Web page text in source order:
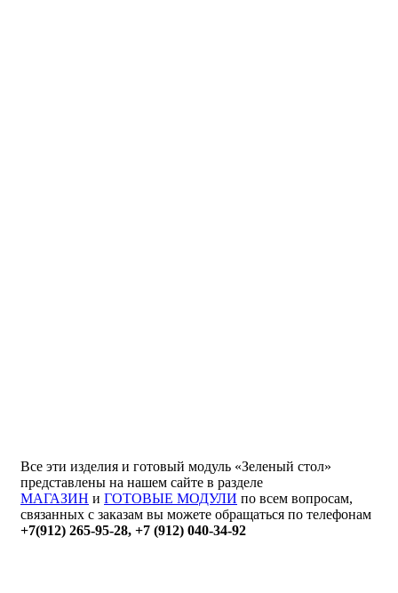
Все эти изделия и готовый модуль «Зеленый стол»
представлены на нашем сайте в разделе
МАГАЗИН и ГОТОВЫЕ МОДУЛИ по всем вопросам,
связанных с заказам вы можете обращаться по телефонам
+7(912) 265-95-28, +7 (912) 040-34-92